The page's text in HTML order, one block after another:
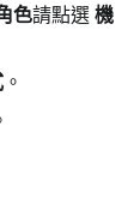
色請點選機
。